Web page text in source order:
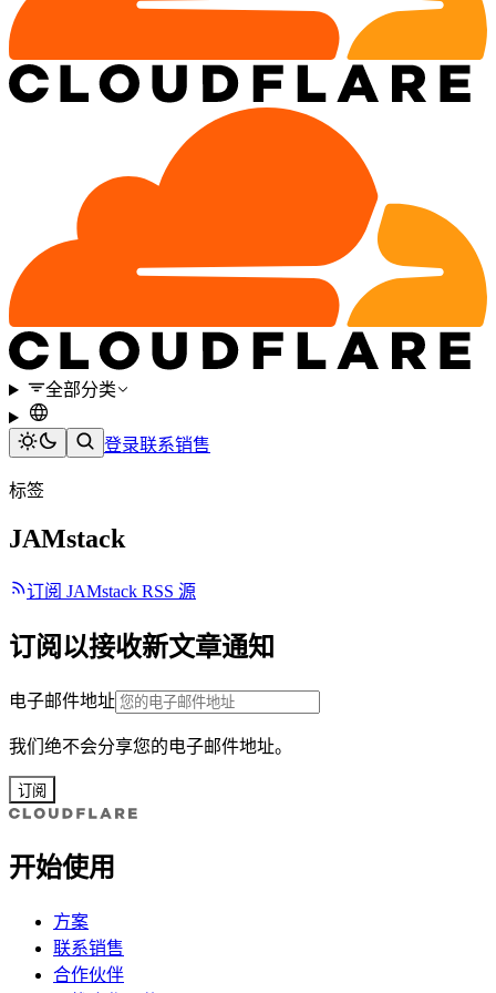
全部分类
登录联系销售
标签
JAMstack
订阅 JAMstack RSS 源
订阅以接收新文章通知
电子邮件地址
我们绝不会分享您的电子邮件地址。
订阅
开始使用
方案
联系销售
合作伙伴